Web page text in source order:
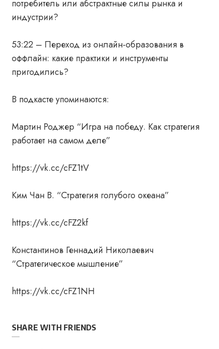
потребитель или абстрактные силы рынка и
индустрии?
53:22 – Переход из онлайн-образования в
оффлайн: какие практики и инструменты
пригодились?
В подкасте упоминаются:
Мартин Роджер “Игра на победу. Как стратегия
работает на самом деле”
https://vk.cc/cFZ1tV
Ким Чан В. “Стратегия голубого океана”
https://vk.cc/cFZ2kf
Константинов Геннадий Николаевич
“Стратегическое мышление”
https://vk.cc/cFZ1NH
SHARE WITH FRIENDS